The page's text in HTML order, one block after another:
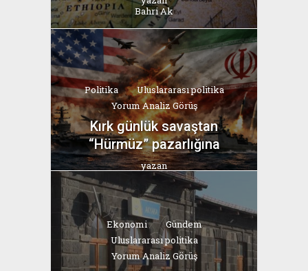
Bahri Ak
Politika
Uluslararası politika
Yorum Analiz Görüş
Kırk günlük savaştan
“Hürmüz” pazarlığına
yazan
Bahri Ak
Ekonomi
Gündem
Uluslararası politika
Yorum Analiz Görüş